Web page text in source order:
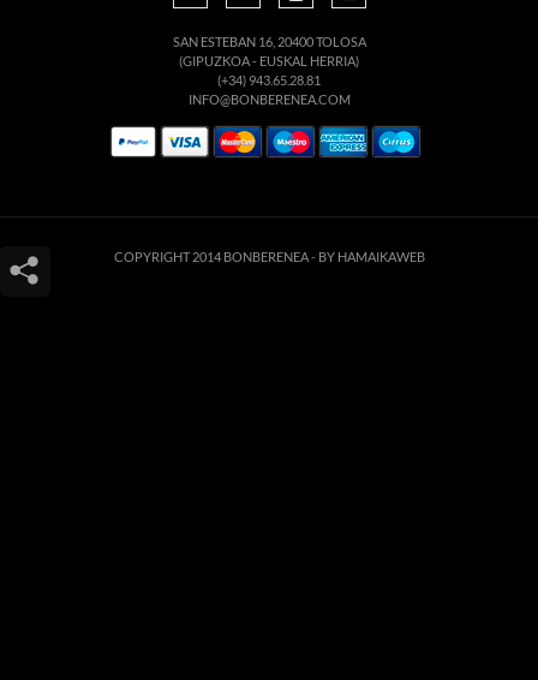
SAN ESTEBAN 16, 20400 TOLOSA
(GIPUZKOA - EUSKAL HERRIA)
(+34) 943.65.28.81
INFO@BONBERENEA.COM
COPYRIGHT 2014 BONBERENEA - BY HAMAIKAWEB